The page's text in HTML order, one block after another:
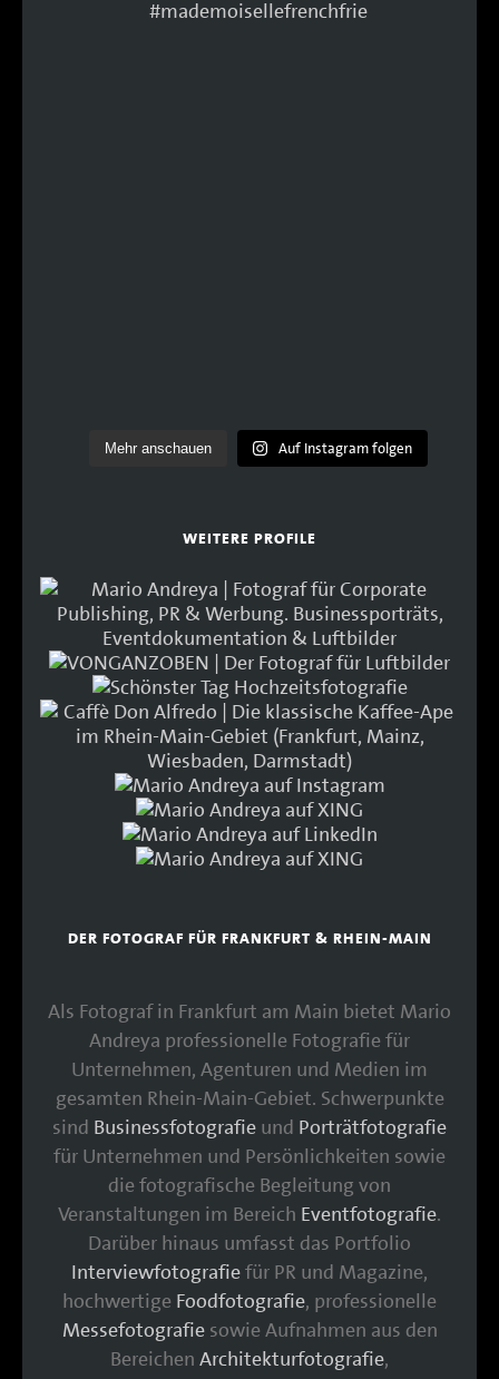
Mehr anschauen Auf Instagram folgen
WEITERE PROFILE
DER FOTOGRAF FÜR FRANKFURT & RHEIN-MAIN
Als Fotograf in Frankfurt am Main bietet Mario
Andreya professionelle Fotografie für
Unternehmen, Agenturen und Medien im
gesamten Rhein-Main-Gebiet. Schwerpunkte
sind Businessfotografie und Porträtfotografie
für Unternehmen und Persönlichkeiten sowie
die fotografische Begleitung von
Veranstaltungen im Bereich Eventfotografie.
Darüber hinaus umfasst das Portfolio
Interviewfotografiefür PR und Magazine,
hochwertige Foodfotografie, professionelle
Messefotografiesowie Aufnahmen aus den
Bereichen Architekturfotografie,